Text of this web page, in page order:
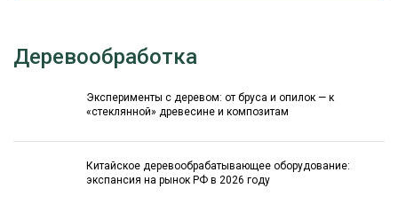
Деревообработка
Эксперименты с деревом: от бруса и опилок — к
«стеклянной» древесине и композитам
Китайское деревообрабатывающее оборудование:
экспансия на рынок РФ в 2026 году